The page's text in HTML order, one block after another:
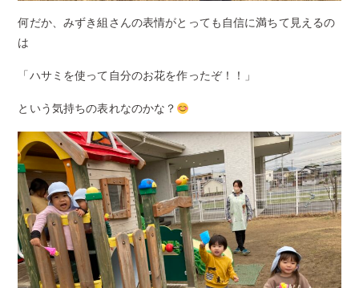
何だか、みずき組さんの表情がとっても自信に満ちて見えるの
は
「ハサミを使って自分のお花を作ったぞ！！」
という気持ちの表れなのかな？